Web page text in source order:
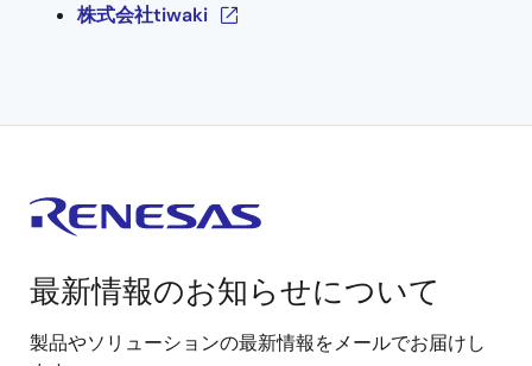
株式会社tiwaki
最新情報のお知らせについて
製品やソリューションの最新情報をメールでお届けし